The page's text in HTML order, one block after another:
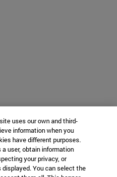
uses our own and third-
information when you
have different purposes.
user, obtain information
your privacy, or
You can select the